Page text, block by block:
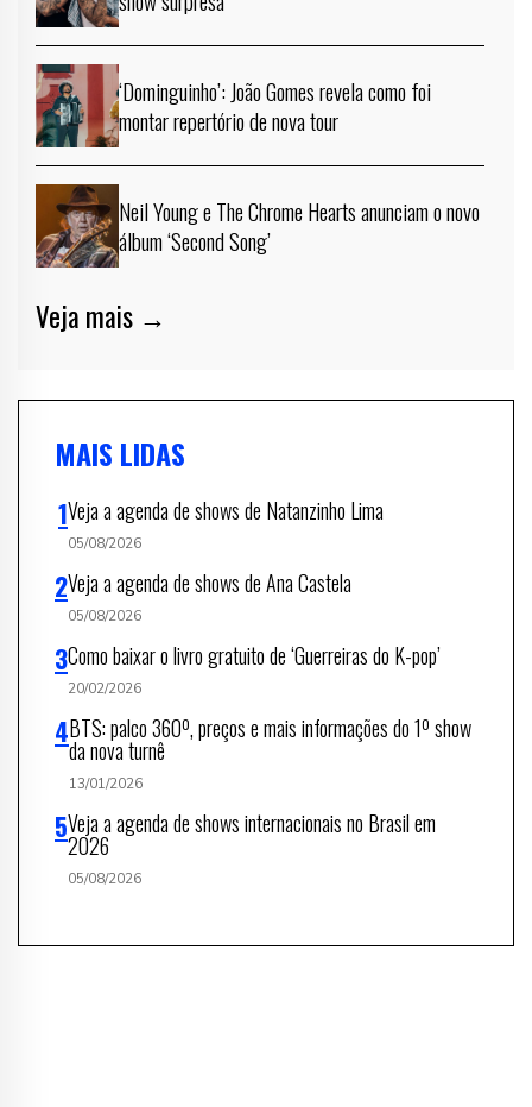
‘Dominguinho’: João Gomes revela como foi
montar repertório de nova tour
Neil Young e The Chrome Hearts anunciam o novo
álbum ‘Second Song’
Veja mais →
MAIS LIDAS
Veja a agenda de shows de Natanzinho Lima
05/08/2026
Veja a agenda de shows de Ana Castela
05/08/2026
Como baixar o livro gratuito de ‘Guerreiras do K-pop’
20/02/2026
BTS: palco 360º, preços e mais informações do 1º show
da nova turnê
13/01/2026
Veja a agenda de shows internacionais no Brasil em
2026
05/08/2026